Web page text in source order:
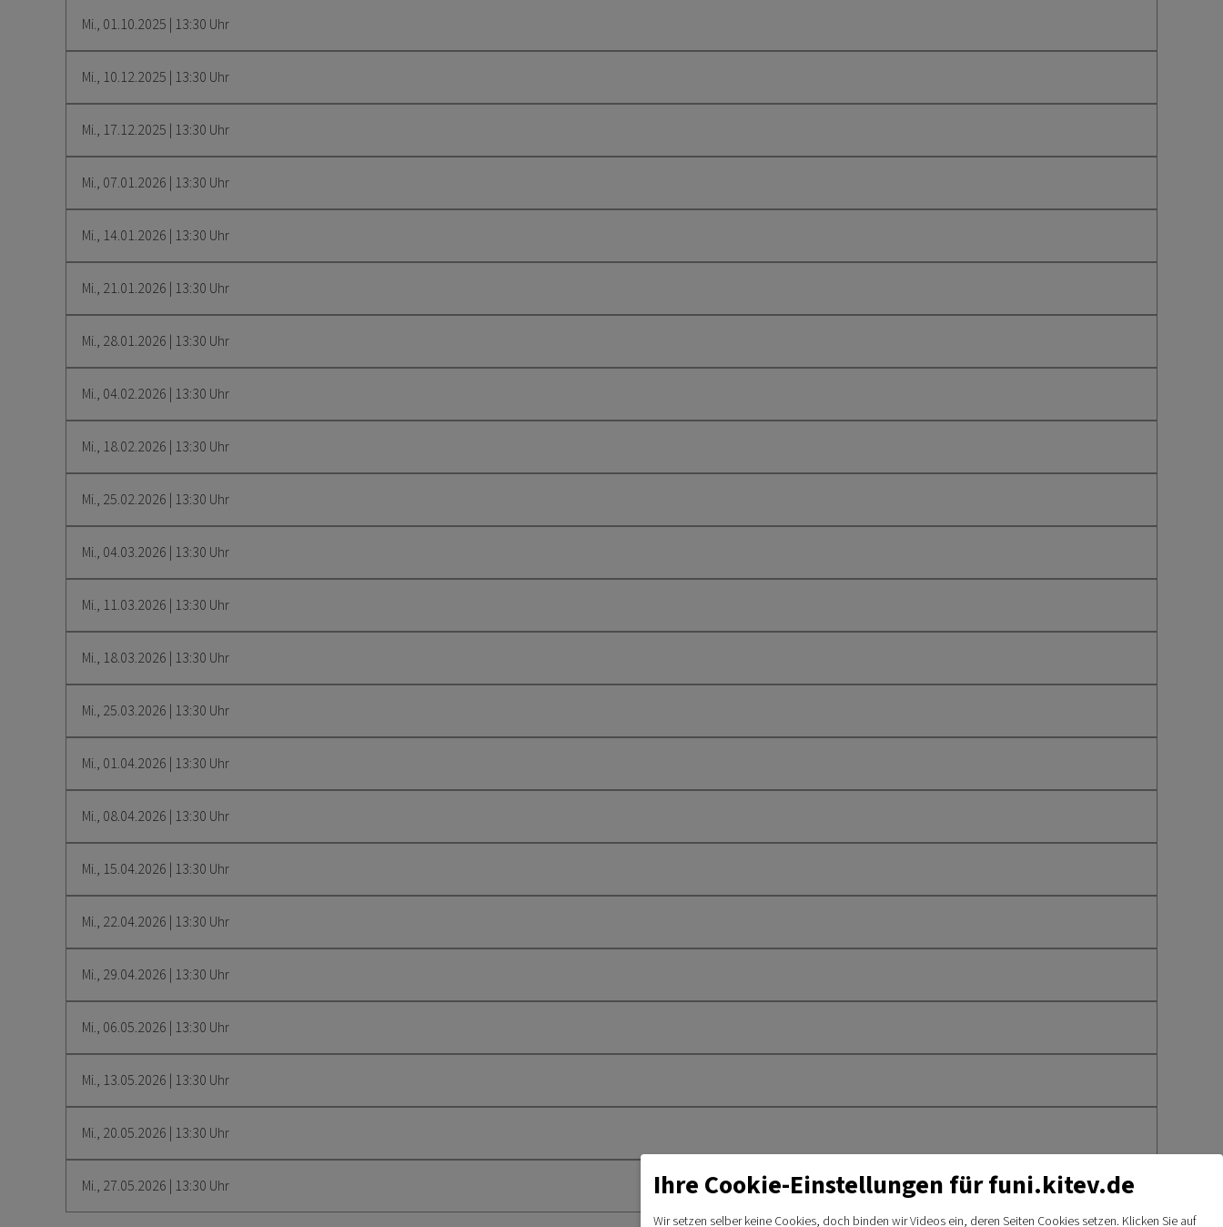
Mi., 01.10.2025 | 13:30 Uhr
Mi., 10.12.2025 | 13:30 Uhr
Mi., 17.12.2025 | 13:30 Uhr
Mi., 07.01.2026 | 13:30 Uhr
Mi., 14.01.2026 | 13:30 Uhr
Mi., 21.01.2026 | 13:30 Uhr
Mi., 28.01.2026 | 13:30 Uhr
Mi., 04.02.2026 | 13:30 Uhr
Mi., 18.02.2026 | 13:30 Uhr
Mi., 25.02.2026 | 13:30 Uhr
Mi., 04.03.2026 | 13:30 Uhr
Mi., 11.03.2026 | 13:30 Uhr
Mi., 18.03.2026 | 13:30 Uhr
Mi., 25.03.2026 | 13:30 Uhr
Mi., 01.04.2026 | 13:30 Uhr
Mi., 08.04.2026 | 13:30 Uhr
Mi., 15.04.2026 | 13:30 Uhr
Mi., 22.04.2026 | 13:30 Uhr
Mi., 29.04.2026 | 13:30 Uhr
Mi., 06.05.2026 | 13:30 Uhr
Mi., 13.05.2026 | 13:30 Uhr
Mi., 20.05.2026 | 13:30 Uhr
Mi., 27.05.2026 | 13:30 Uhr Ihre Cookie-Einstellungen für funi.kitev.de
Wir setzen selber keine Cookies, doch binden wir Videos ein, deren Seiten Cookies setzen. Klicken Sie auf